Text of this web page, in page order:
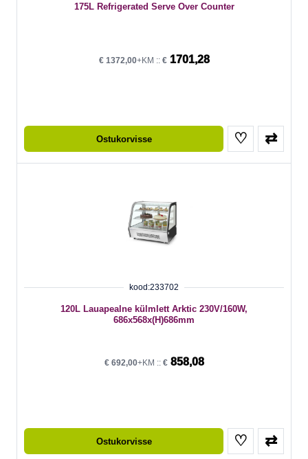
175L Refrigerated Serve Over Counter
€1372,00+KM :: €1701,28
Ostukorvisse ♡ ⇄
kood:233702
120L Lauapealne külmlett Arktic 230V/160W,
686x568x(H)686mm
€692,00+KM :: €858,08
Ostukorvisse ♡ ⇄